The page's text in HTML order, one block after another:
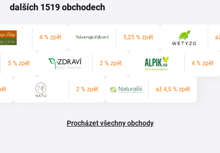
dalších 1519 obchodech
4 % zpět 5,25 % zpět
5 % zpět 2 % zpět 4 % zpět
2 % zpět až 4,5 % zpět
Procházet všechny obchody